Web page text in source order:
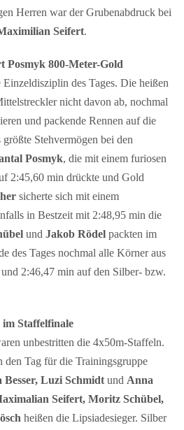
Herren war der Grubenabdruck bei
Seifert.
Posmyk 800-Meter-Gold
des Tages. Die heißen
nicht davon ab, nochmal
und packende Rennen auf die
Stehvermögen bei den
Posmyk, die mit einem furiosen
2:45,60 min drückte und Gold
sicherte sich mit einem
in Bestzeit mit 2:48,95 min die
und Jakob Rödelpackten im
des Tages nochmal alle Körner aus
2:46,47 min auf den Silber- bzw.
Staffelfinale
unbestritten die 4x50m-Staffeln.
den Tag für die Trainingsgruppe
Besser, Luzi Schmidtund Anna
Seifert, Moritz Schübel,
heißen die Lipsiadesieger. Silber